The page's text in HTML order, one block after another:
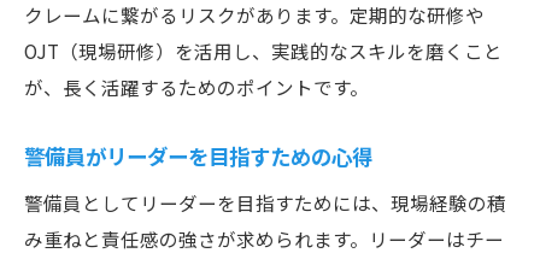
クレームに繋がるリスクがあります。定期的な研修や
OJT（現場研修）を活用し、実践的なスキルを磨くこと
が、長く活躍するためのポイントです。
警備員がリーダーを目指すための心得
警備員としてリーダーを目指すためには、現場経験の積
み重ねと責任感の強さが求められます。リーダーはチー